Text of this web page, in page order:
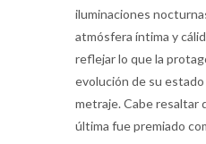
iluminaciones
atmósfera íntima y
reflejar lo que la
evolución de su
metraje. Cabe resaltar
última fue premiado